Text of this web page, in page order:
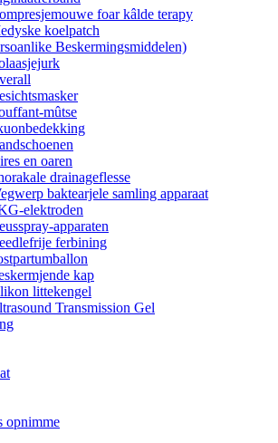
foar kâlde terapy
koelpatch
Beskermingsmiddelen)
mûtse
en oaren
drainageflesse
baktearjele samling apparaat
elektroden
apparaten
ferbining
kap
littekengel
Transmission Gel
opnimme